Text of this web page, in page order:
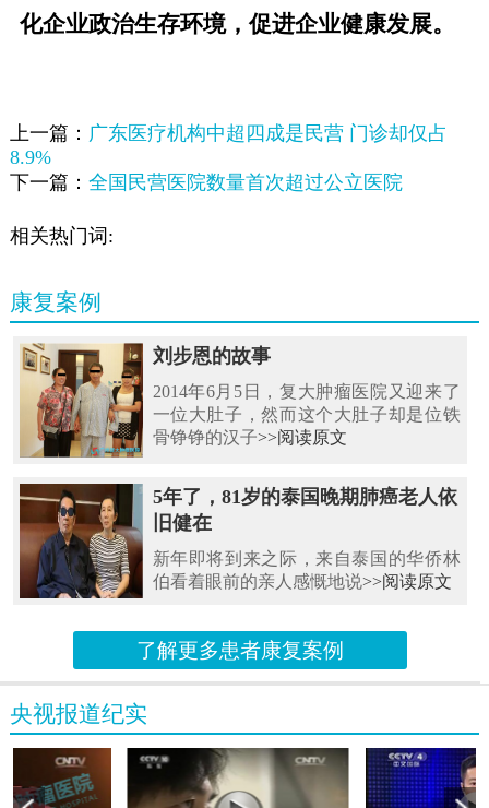
化企业政治生存环境，促进企业健康发展。
上一篇： 广东医疗机构中超四成是民营 门诊却仅占
8.9%
下一篇： 全国民营医院数量首次超过公立医院
相关热门词:
康复案例
刘步恩的故事
2014年6月5日，复大肿瘤医院又迎来了
一位大肚子，然而这个大肚子却是位铁
骨铮铮的汉子>>阅读原文
5年了，81岁的泰国晚期肺癌老人依
旧健在
新年即将到来之际，来自泰国的华侨林
伯看着眼前的亲人感慨地说>>阅读原文
了解更多患者康复案例
央视报道纪实